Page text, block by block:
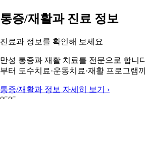
통증/재활과 진료 정보
진료과 정보를 확인해 보세요
만성 통증과 재활 치료를 전문으로 합니
부터 도수치료·운동치료·재활 프로그램
통증/재활과 정보 자세히 보기 ›
0505